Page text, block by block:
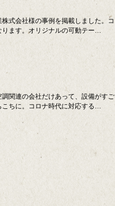
式会社様の事例を掲載しました。コ
ります。オリジナルの可動テー…
関連の会社だけあって、設備がすご
ちに。コロナ時代に対応する…